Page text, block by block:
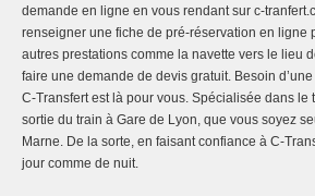
demande en ligne en vous rendant sur c-
renseigner une fiche de pré-réservation en ligne
autres prestations comme la navette vers le lieu
faire une demande de devis gratuit. Besoin
C-Transfert est là pour vous. Spécialisée dans
sortie du train à Gare de Lyon, que vous soyez
Marne. De la sorte, en faisant confiance à C-
jour comme de nuit.